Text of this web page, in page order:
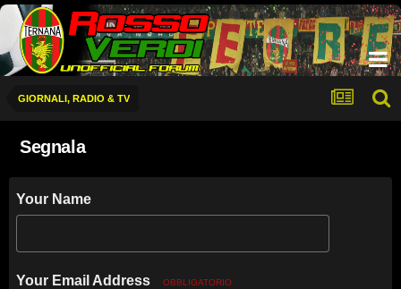
GIORNALI, RADIO & TV
Segnala
Your Name
Your Email Address OBBLIGATORIO